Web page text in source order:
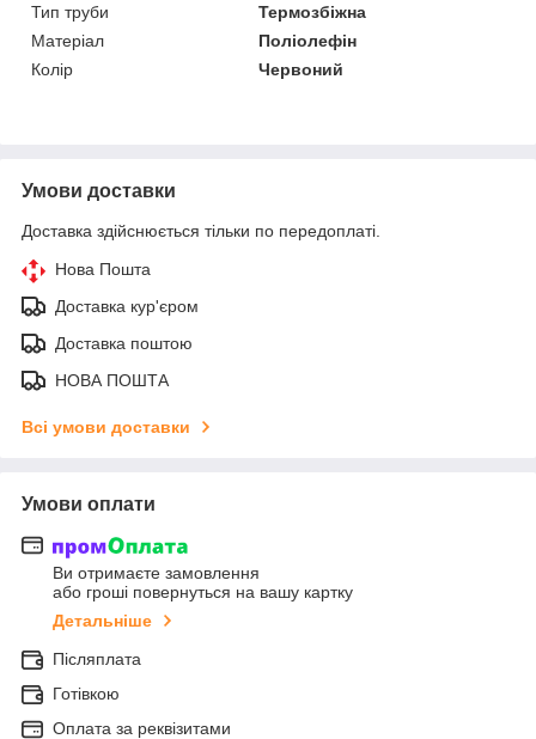
Тип труби
Термозбіжна
Матеріал
Поліолефін
Колір
Червоний
Умови доставки
Доставка здійснюється тільки по передоплаті.
Нова Пошта
Доставка кур'єром
Доставка поштою
НОВА ПОШТА
Всі умови доставки
Умови оплати
Ви отримаєте замовлення
або гроші повернуться на вашу картку
Детальніше
Післяплата
Готівкою
Оплата за реквізитами